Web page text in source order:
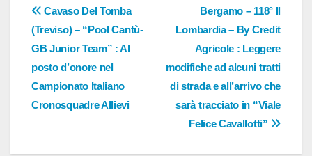
Navigazione
articoli
Bergamo – 118° Il
Lombardia – By Credit
Agricole : Leggere
modifiche ad alcuni tratti
di strada e all’arrivo che
sarà tracciato in “Viale
Felice Cavallotti”
Cavaso Del Tomba
(Treviso) – “Pool Cantù-
GB Junior Team” : Al
posto d’onore nel
Campionato Italiano
Cronosquadre Allievi